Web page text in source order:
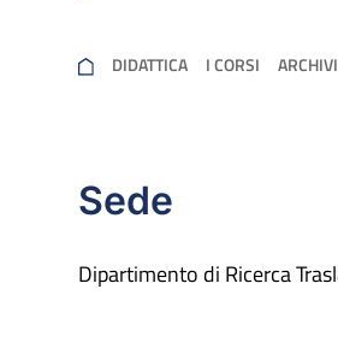
DIDATTICA I CORSI
Sede
Dipartimento di Ricerca